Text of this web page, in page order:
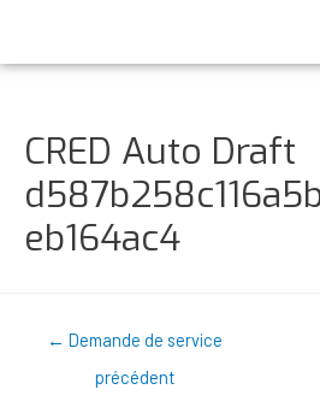
CRED Auto Draft
eb164ac4
← Demande de service
précédent